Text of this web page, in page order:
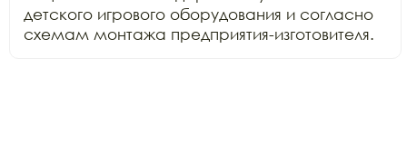
детского игрового оборудования и согласно
схемам монтажа предприятия-изготовителя.